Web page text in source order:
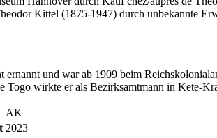
Kittel (1875-1947) durch unbekannte
und war ab 1909 beim
Togo wirkte er als Bezirksamtmann in Kete-
AK
2023